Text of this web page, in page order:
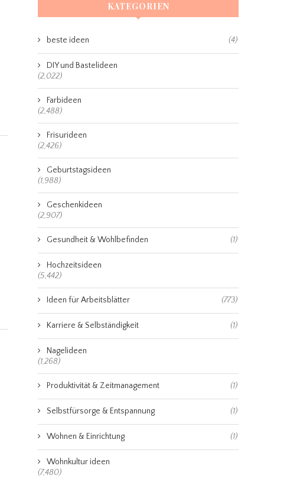
KATEGORIEN
beste ideen (4)
DIY und Bastelideen
(2,022)
Farbideen
(2,488)
Frisurideen
(2,426)
Geburtstagsideen
(1,988)
Geschenkideen
(2,907)
Gesundheit & Wohlbefinden (1)
Hochzeitsideen
(5,442)
Ideen für Arbeitsblätter (773)
Karriere & Selbständigkeit (1)
Nagelideen
(1,268)
Produktivität & Zeitmanagement (1)
Selbstfürsorge & Entspannung (1)
Wohnen & Einrichtung (1)
Wohnkultur ideen
(7,480)